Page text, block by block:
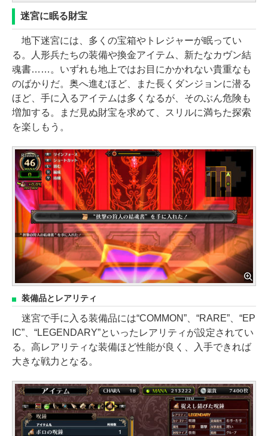
迷宮に眠る財宝
地下迷宮には、多くの宝箱やトレジャーが眠ってい
る。人形兵たちの装備や換金アイテム、新たなカヴン結
魂書……。いずれも地上ではお目にかかれない貴重なも
のばかりだ。奥へ進むほど、また長くダンジョンに潜る
ほど、手に入るアイテムは多くなるが、そのぶん危険も
増加する。まだ見ぬ財宝を求めて、スリルに満ちた探索
を楽しもう。
装備品とレアリティ
迷宮で手に入る装備品には“COMMON”、“RARE”、“EP
IC”、“LEGENDARY”といったレアリティが設定されてい
る。高レアリティな装備ほど性能が良く、入手できれば
大きな戦力となる。